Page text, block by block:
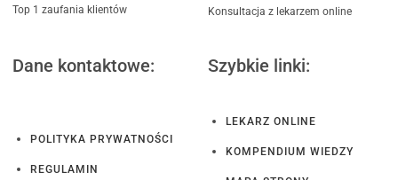
Top 1 zaufania klientów Konsultacja z lekarzem online
Dane kontaktowe:
POLITYKA PRYWATNOŚCI
REGULAMIN
Szybkie linki:
LEKARZ ONLINE
KOMPENDIUM WIEDZY